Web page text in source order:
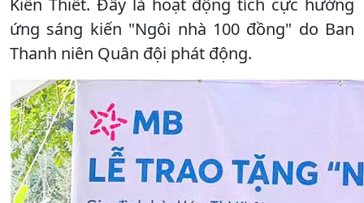
Kiến Thiết. Đây là hoạt động tích cực hưởng
ứng sáng kiến "Ngôi nhà 100 đồng" do Ban
Thanh niên Quân đội phát động.